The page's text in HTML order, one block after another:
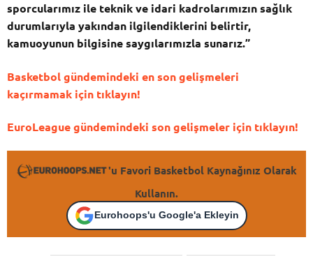
sporcularımız ile teknik ve idari kadrolarımızın sağlık
durumlarıyla yakından ilgilendiklerini belirtir,
kamuoyunun bilgisine saygılarımızla sunarız.”
Basketbol gündemindeki en son gelişmeleri
kaçırmamak için tıklayın!
EuroLeague gündemindeki son gelişmeler için tıklayın!
'u Favori Basketbol Kaynağınız Olarak
Kullanın.
Eurohoops'u Google'a Ekleyin